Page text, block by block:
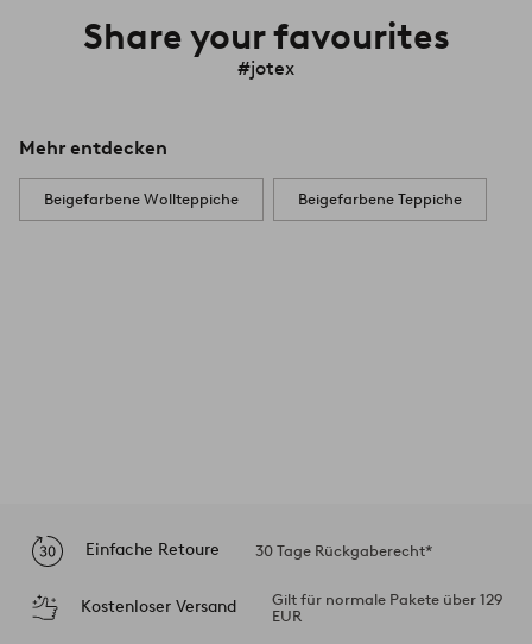
Share your favourites
#jotex
Mehr entdecken
Beigefarbene Wollteppiche Beigefarbene Teppiche
Einfache Retoure 30 Tage Rückgaberecht*
Kostenloser Versand
Gilt für normale Pakete über 129
EUR